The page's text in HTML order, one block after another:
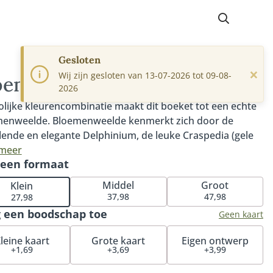
kleurencombinatie maakt dit boeket tot een echte
Bloemenweelde kenmerkt zich door de
en elegante Delphinium, de leuke Craspedia (gele
en mooie gerbera. Een leuk en eigentijds boeket
je iedereen een plezier doet. Tip: bestel onze
vaas en maak de verrassing compleet. Iemand
Onze luxueuze bonbons en heerlijke
zijn het perfecte cadeau voor bij je boeket.
formaat
Klein
27,98
Middel
37,98
Groot
47,98
een boodschap toe Geen kaart
kaart
+1,69
Grote kaart
+3,69
Eigen ontwerp
+3,99
Gesloten
Wij zijn gesloten van 13-07-2026 tot 09-08-
2026
×